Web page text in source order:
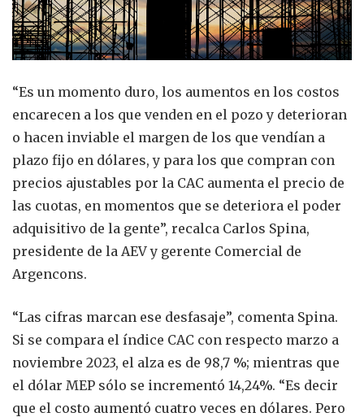
“Es un momento duro, los aumentos en los costos
encarecen a los que venden en el pozo y deterioran
o hacen inviable el margen de los que vendían a
plazo fijo en dólares, y para los que compran con
precios ajustables por la CAC aumenta el precio de
las cuotas, en momentos que se deteriora el poder
adquisitivo de la gente”, recalca Carlos Spina,
presidente de la AEV y gerente Comercial de
Argencons.
“Las cifras marcan ese desfasaje”, comenta Spina.
Si se compara el índice CAC con respecto marzo a
noviembre 2023, el alza es de 98,7 %; mientras que
el dólar MEP sólo se incrementó 14,24%. “Es decir
que el costo aumentó cuatro veces en dólares. Pero